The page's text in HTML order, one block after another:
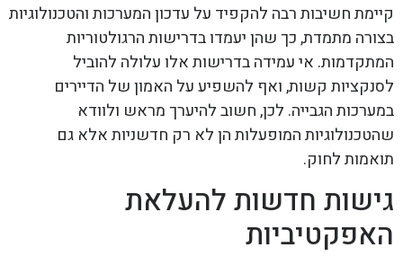
קיימת חשיבות רבה להקפיד על עדכון המערכות והטכנולוגיות
בצורה מתמדת, כך שהן יעמדו בדרישות הרגולטוריות
המתקדמות. אי עמידה בדרישות אלו עלולה להוביל
לסנקציות קשות, ואף להשפיע על האמון של הדיירים
במערכות הגבייה. לכן, חשוב להיערך מראש ולוודא
שהטכנולוגיות המופעלות הן לא רק חדשניות אלא גם
תואמות לחוק.
גישות חדשות להעלאת
האפקטיביות